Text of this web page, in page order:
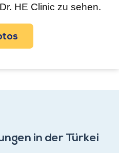
HE Clinic zu sehen.
in der Türkei